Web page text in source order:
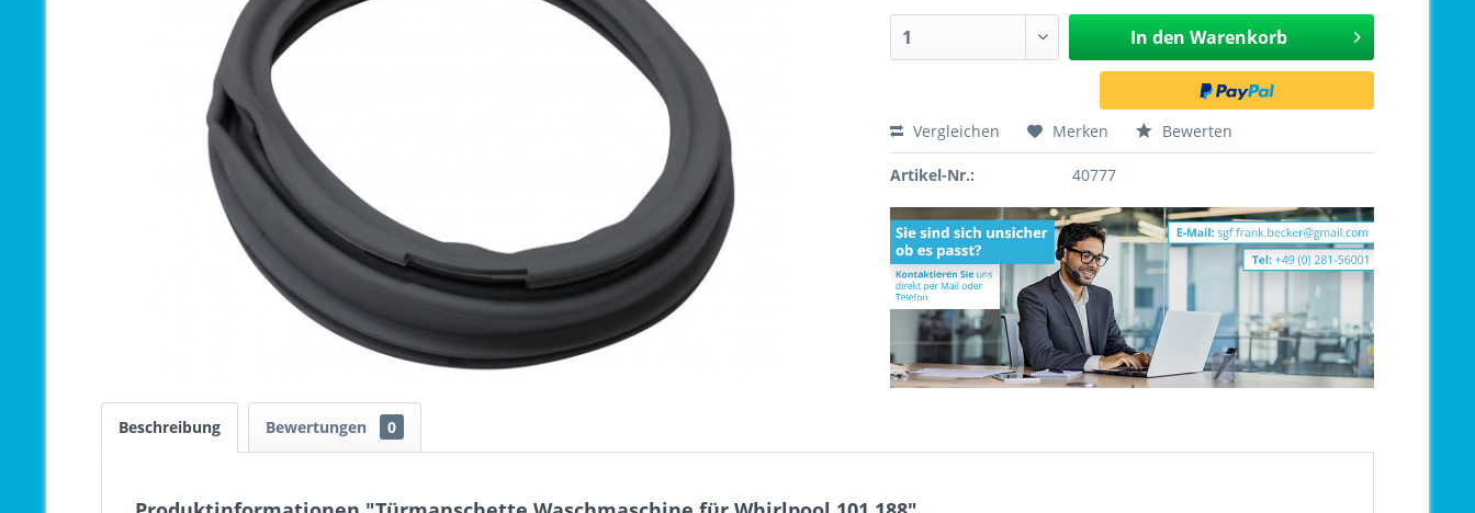
In den Warenkorb
Vergleichen Merken Bewerten
Artikel-Nr.: 40777
Beschreibung Bewertungen 0